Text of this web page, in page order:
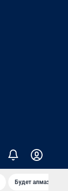
Будет алмазный